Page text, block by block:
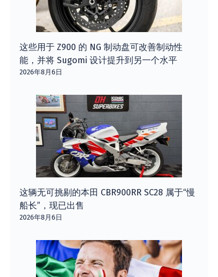
这些用于 Z900 的 NG 制动盘可改善制动性
能，并将 Sugomi 设计提升到另一个水平
2026年8月6日
这辆无可挑剔的本田 CBR900RR SC28 属于“慢
船长”，现已出售
2026年8月6日